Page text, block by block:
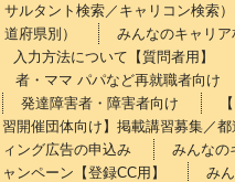
サルタント検索／キャリコン検索）
道府県別）
みんなのキャリ
入力方法について【質問者用】
者・ママ パパなど再就職者向け
発達障害者・障害者向け
習開催団体向け】掲載講習募集／都
ィング広告の申込み
みんなの
ャンペーン【登録CC用】
み